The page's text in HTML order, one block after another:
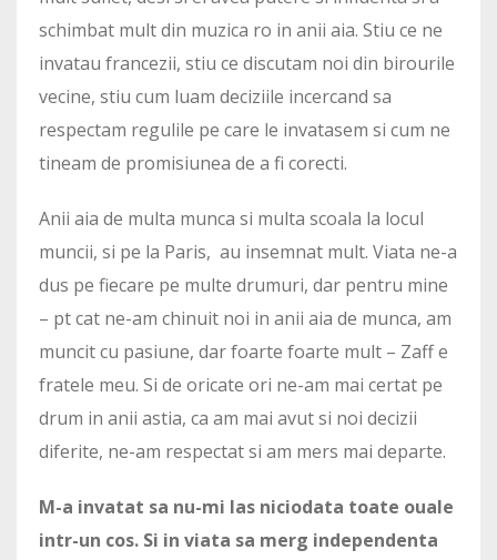
schimbat mult din muzica ro in anii aia. Stiu ce ne
invatau francezii, stiu ce discutam noi din birourile
vecine, stiu cum luam deciziile incercand sa
respectam regulile pe care le invatasem si cum ne
tineam de promisiunea de a fi corecti.
Anii aia de multa munca si multa scoala la locul
muncii, si pe la Paris, au insemnat mult. Viata ne-a
dus pe fiecare pe multe drumuri, dar pentru mine
– pt cat ne-am chinuit noi in anii aia de munca, am
muncit cu pasiune, dar foarte foarte mult – Zaff e
fratele meu. Si de oricate ori ne-am mai certat pe
drum in anii astia, ca am mai avut si noi decizii
diferite, ne-am respectat si am mers mai departe.
M-a invatat sa nu-mi las niciodata toate ouale
intr-un cos. Si in viata sa merg independenta